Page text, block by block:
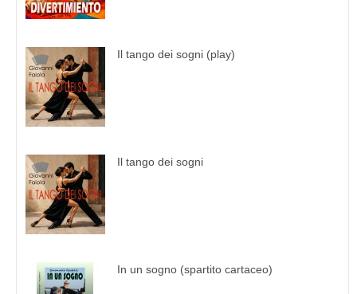
Il tango dei sogni (play)
Il tango dei sogni
In un sogno (spartito cartaceo)